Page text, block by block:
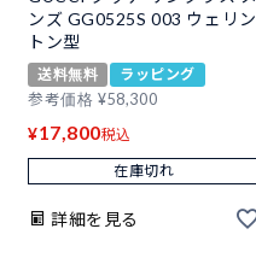
ンズ GG0525S 003 ウェリン
トン型
送料無料
ラッピング
参考価格 ¥58,300
¥17,800税込
在庫切れ
詳細を見る